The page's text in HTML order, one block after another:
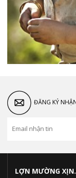
ĐĂNG KÝ
LỢN MƯỜNG